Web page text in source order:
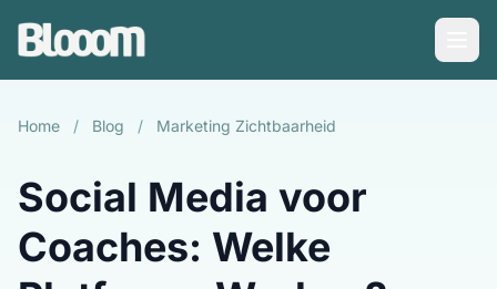
Home / Blog / Marketing Zichtbaarheid
Social Media voor
Coaches: Welke